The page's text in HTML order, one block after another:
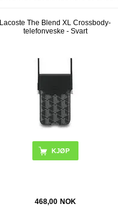
Lacoste The Blend XL Crossbody-
telefonveske - Svart
468,00 NOK